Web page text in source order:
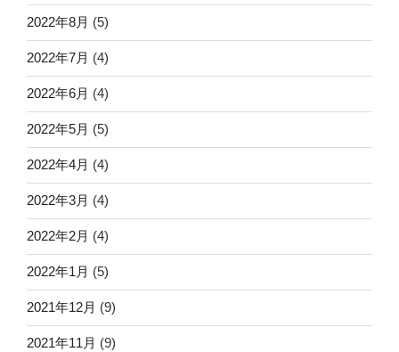
2022年8月 (5)
2022年7月 (4)
2022年6月 (4)
2022年5月 (5)
2022年4月 (4)
2022年3月 (4)
2022年2月 (4)
2022年1月 (5)
2021年12月 (9)
2021年11月 (9)